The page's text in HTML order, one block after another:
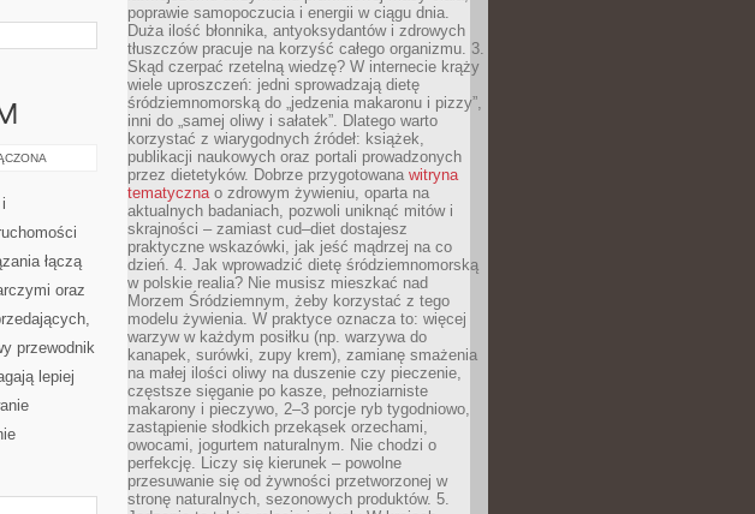
łączą
oraz
przewodnik
lepiej
poprawie samopoczucia i energii w ciągu dnia.
Duża ilość błonnika, antyoksydantów i zdrowych
tłuszczów pracuje na korzyść całego organizmu. 3.
Skąd czerpać rzetelną wiedzę? W internecie krąży
wiele uproszczeń: jedni sprowadzają dietę
śródziemnomorską do „jedzenia makaronu i pizzy”,
inni do „samej oliwy i sałatek”. Dlatego warto
korzystać z wiarygodnych źródeł: książek,
publikacji naukowych oraz portali prowadzonych
przez dietetyków. Dobrze przygotowana witryna
tematycznao zdrowym żywieniu, oparta na
aktualnych badaniach, pozwoli uniknąć mitów i
skrajności – zamiast cud–diet dostajesz
praktyczne wskazówki, jak jeść mądrzej na co
dzień. 4. Jak wprowadzić dietę śródziemnomorską
w polskie realia? Nie musisz mieszkać nad
Morzem Śródziemnym, żeby korzystać z tego
modelu żywienia. W praktyce oznacza to: więcej
warzyw w każdym posiłku (np. warzywa do
kanapek, surówki, zupy krem), zamianę smażenia
na małej ilości oliwy na duszenie czy pieczenie,
częstsze sięganie po kasze, pełnoziarniste
makarony i pieczywo, 2–3 porcje ryb tygodniowo,
zastąpienie słodkich przekąsek orzechami,
owocami, jogurtem naturalnym. Nie chodzi o
perfekcję. Liczy się kierunek – powolne
przesuwanie się od żywności przetworzonej w
stronę naturalnych, sezonowych produktów. 5.